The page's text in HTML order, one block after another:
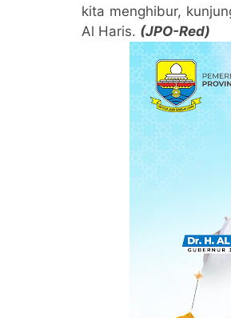
kita menghibur,
Al Haris. (JPO-Red)